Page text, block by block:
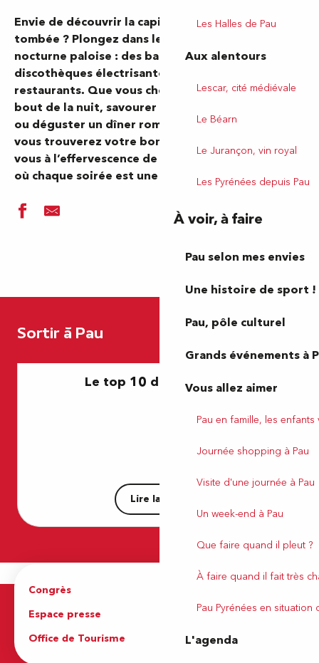
Les Halles de Pau
Aux alentours
Lescar, cité médiévale
Le Béarn
Le Jurançon, vin royal
Les Pyrénées depuis Pau
À voir, à faire
Pau selon mes envies
Une histoire de sport !
Pau, pôle culturel
Grands événements à
Vous allez aimer
Pau en famille, les
Journée shopping à Pau
Visite d'une journée à Pau
Un week-end à Pau
Que faire quand il pleut ?
À faire quand il fait très
Pau Pyrénées en situation
L'agenda
Envie de découvrir la capitale béarnaise à la nuit
tombée ? Plongez dans les lieux qui animent la vie
nocturne paloise : des bars dansants aux
discothèques électrisantes, en passant par les
restaurants. Que vous cherchiez à danser jusqu’au
bout de la nuit, savourer des cocktails entre amis
ou déguster un dîner romantique sous les étoiles,
vous trouverez votre bonheur à Pau ! Préparez-
vous à l’effervescence de la vie nocturne paloise,
où chaque soirée est une promesse.
Discothèque Le Durango
Le Café Russe
Cabaret Navy Blue
Sortir à Pau
Le top 10 de nos restos
Lire la suite
Congrès
Espace presse
Brochures
Office de Tourisme